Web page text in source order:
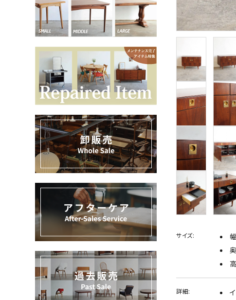
デザイナーまとめ
メンテナンスについて
ギャラリー・シーン
納品事例
エキシビジョン・展示会
ACCOUNT MENU
ようこそ ゲスト 様
ログイン person 新規会員登録
サイズ:
詳細: